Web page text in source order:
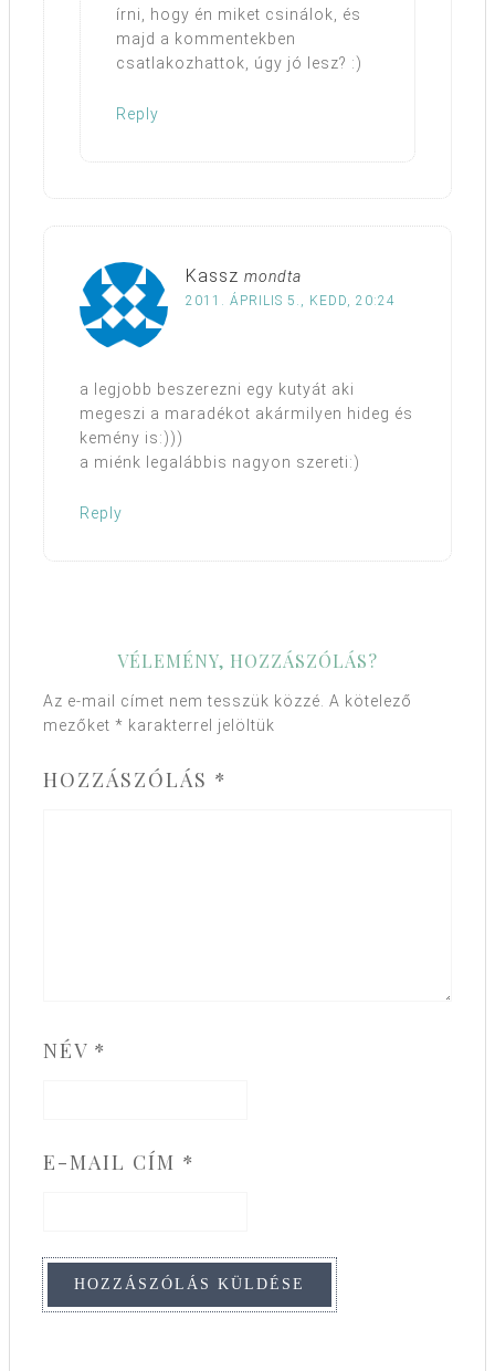
írni, hogy én miket csinálok, és
majd a kommentekben
csatlakozhattok, úgy jó lesz? :)
Reply
Kassz mondta
2011. ÁPRILIS 5., KEDD, 20:24
a legjobb beszerezni egy kutyát aki
megeszi a maradékot akármilyen hideg és
kemény is:)))
a miénk legalábbis nagyon szereti:)
Reply
VÉLEMÉNY, HOZZÁSZÓLÁS?
Az e-mail címet nem tesszük közzé. A kötelező
mezőket * karakterrel jelöltük
HOZZÁSZÓLÁS *
NÉV *
E-MAIL CÍM *